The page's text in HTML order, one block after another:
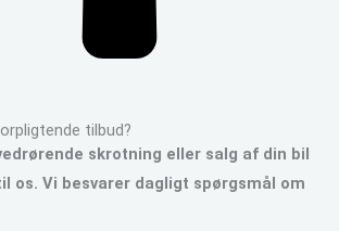
tilbud?
skrotning eller salg af din bil
os. Vi besvarer dagligt spørgsmål om